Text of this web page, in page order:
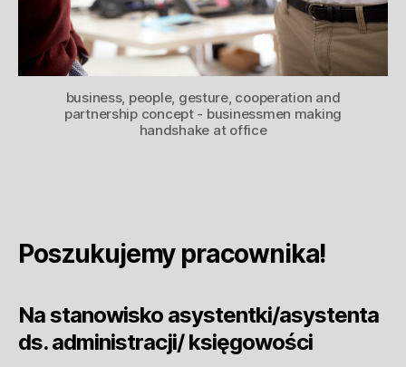
business, people, gesture, cooperation and
partnership concept - businessmen making
handshake at office
Poszukujemy pracownika!
Na stanowisko asystentki/asystenta
ds. administracji/ księgowości